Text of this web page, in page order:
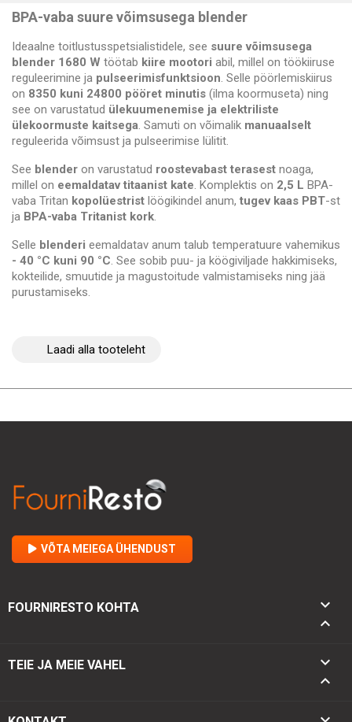
BPA-vaba suure võimsusega blender
Ideaalne toitlustusspetsialistidele, see suure võimsusega
blender 1680 W töötab kiire mootori abil, millel on töökiiruse
reguleerimine ja pulseerimisfunktsioon. Selle pöörlemiskiirus
on 8350 kuni 24800 pööret minutis (ilma koormuseta) ning
see on varustatud ülekuumenemise ja elektriliste
ülekoormuste kaitsega. Samuti on võimalik manuaalselt
reguleerida võimsust ja pulseerimise lülitit.
See blender on varustatud roostevabast terasest noaga,
millel on eemaldatav titaanist kate. Komplektis on 2,5 L BPA-
vaba Tritan kopolüestrist löögikindel anum, tugev kaas PBT-st
ja BPA-vaba Tritanist kork.
Selle blenderi eemaldatav anum talub temperatuure vahemikus
- 40 °C kuni 90 °C. See sobib puu- ja köögiviljade hakkimiseks,
kokteilide, smuutide ja magustoitude valmistamiseks ning jää
purustamiseks.
Laadi alla tooteleht
VÕTA MEIEGA ÜHENDUST
FOURNIRESTO KOHTA


TEIE JA MEIE VAHEL

